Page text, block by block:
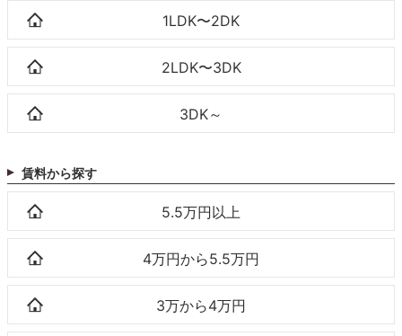
1LDK〜2DK
2LDK〜3DK
3DK～
賃料から探す
5.5万円以上
4万円から5.5万円
3万から4万円